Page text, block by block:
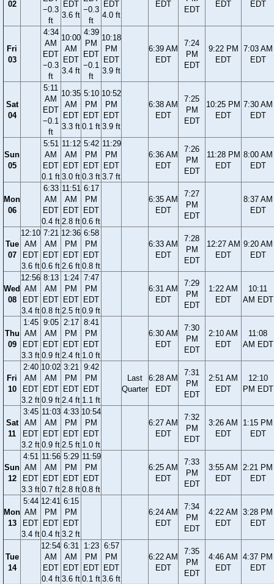
02
−0.3
ft
EDT
3.6 ft
−0.3
ft
EDT
4.0 ft
EDT
EDT
EDT
EDT
Fri
03
4:34
AM
EDT
−0.3
ft
10:00
AM
EDT
3.4 ft
4:39
PM
EDT
−0.1
ft
10:18
PM
EDT
3.9 ft
6:39 AM
EDT
7:24
PM
EDT
9:22 PM
EDT
7:03 AM
EDT
Sat
04
5:11
AM
EDT
−0.1
ft
10:35
AM
EDT
3.3 ft
5:10
PM
EDT
0.1 ft
10:52
PM
EDT
3.9 ft
6:38 AM
EDT
7:25
PM
EDT
10:25 PM
EDT
7:30 AM
EDT
Sun
05
5:51
AM
EDT
0.1 ft
11:12
AM
EDT
3.0 ft
5:42
PM
EDT
0.3 ft
11:29
PM
EDT
3.7 ft
6:36 AM
EDT
7:26
PM
EDT
11:28 PM
EDT
8:00 AM
EDT
Mon
06
6:33
AM
EDT
0.4 ft
11:51
AM
EDT
2.8 ft
6:17
PM
EDT
0.6 ft
6:35 AM
EDT
7:27
PM
EDT
8:37 AM
EDT
Tue
07
12:10
AM
EDT
3.6 ft
7:21
AM
EDT
0.6 ft
12:36
PM
EDT
2.6 ft
6:58
PM
EDT
0.8 ft
6:33 AM
EDT
7:28
PM
EDT
12:27 AM
EDT
9:20 AM
EDT
Wed
08
12:56
AM
EDT
3.4 ft
8:13
AM
EDT
0.8 ft
1:24
PM
EDT
2.5 ft
7:47
PM
EDT
0.9 ft
6:31 AM
EDT
7:29
PM
EDT
1:22 AM
EDT
10:11
AM EDT
Thu
09
1:45
AM
EDT
3.3 ft
9:05
AM
EDT
0.9 ft
2:17
PM
EDT
2.4 ft
8:41
PM
EDT
1.0 ft
6:30 AM
EDT
7:30
PM
EDT
2:10 AM
EDT
11:08
AM EDT
Fri
10
2:40
AM
EDT
3.2 ft
10:02
AM
EDT
0.9 ft
3:21
PM
EDT
2.4 ft
9:42
PM
EDT
1.1 ft
Last
Quarter
6:28 AM
EDT
7:31
PM
EDT
2:51 AM
EDT
12:10
PM EDT
Sat
11
3:45
AM
EDT
3.2 ft
11:03
AM
EDT
0.9 ft
4:33
PM
EDT
2.5 ft
10:54
PM
EDT
1.0 ft
6:27 AM
EDT
7:32
PM
EDT
3:26 AM
EDT
1:15 PM
EDT
Sun
12
4:51
AM
EDT
3.3 ft
11:56
AM
EDT
0.7 ft
5:29
PM
EDT
2.8 ft
11:59
PM
EDT
0.8 ft
6:25 AM
EDT
7:33
PM
EDT
3:55 AM
EDT
2:21 PM
EDT
Mon
13
5:44
AM
EDT
3.4 ft
12:41
PM
EDT
0.4 ft
6:15
PM
EDT
3.2 ft
6:24 AM
EDT
7:34
PM
EDT
4:22 AM
EDT
3:28 PM
EDT
Tue
14
12:54
AM
EDT
0.4 ft
6:31
AM
EDT
3.6 ft
1:23
PM
EDT
0.1 ft
6:57
PM
EDT
3.6 ft
6:22 AM
EDT
7:35
PM
EDT
4:46 AM
EDT
4:37 PM
EDT